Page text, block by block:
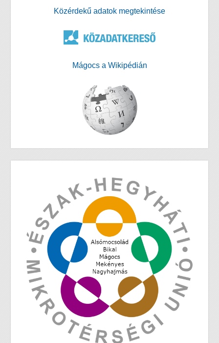
Közérdekű adatok megtekintése
Mágocs a Wikipédián